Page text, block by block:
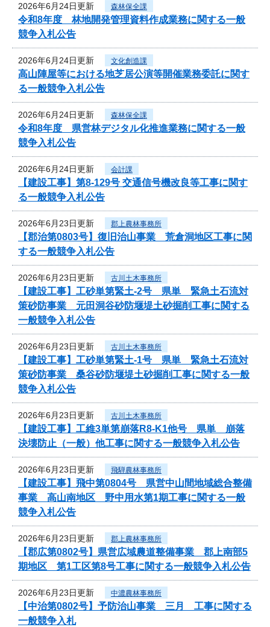
2026年6月24日更新 森林保全課
令和8年度 林地開発管理資料作成業務に関する一般
競争入札公告
2026年6月24日更新 文化創造課
高山陣屋等における地芝居公演等開催業務委託に関す
る一般競争入札公告
2026年6月24日更新 森林保全課
令和8年度 県営林デジタル化推進業務に関する一般
競争入札公告
2026年6月24日更新 会計課
【建設工事】第8-129号 交通信号機改良等工事に関す
る一般競争入札公告
2026年6月23日更新 郡上農林事務所
【郡治第0803号】復旧治山事業 荒倉洞地区工事に関
する一般競争入札公告
2026年6月23日更新 古川土木事務所
【建設工事】工砂単第緊土-2号 県単 緊急土石流対
策砂防事業 元田洞谷砂防堰堤土砂掘削工事に関する
一般競争入札公告
2026年6月23日更新 古川土木事務所
【建設工事】工砂単第緊土-1号 県単 緊急土石流対
策砂防事業 桑谷砂防堰堤土砂掘削工事に関する一般
競争入札公告
2026年6月23日更新 古川土木事務所
【建設工事】工維3単第崩落R8-K1他号 県単 崩落
決壊防止（一般）他工事に関する一般競争入札公告
2026年6月23日更新 飛騨農林事務所
【建設工事】飛中第0804号 県営中山間地域総合整備
事業 高山南地区 野中用水第1期工事に関する一般
競争入札公告
2026年6月23日更新 郡上農林事務所
【郡広第0802号】県営広域農道整備事業 郡上南部5
期地区 第1工区第8号工事に関する一般競争入札公告
2026年6月23日更新 中濃農林事務所
【中治第0802号】予防治山事業 三月 工事に関する
一般競争入札